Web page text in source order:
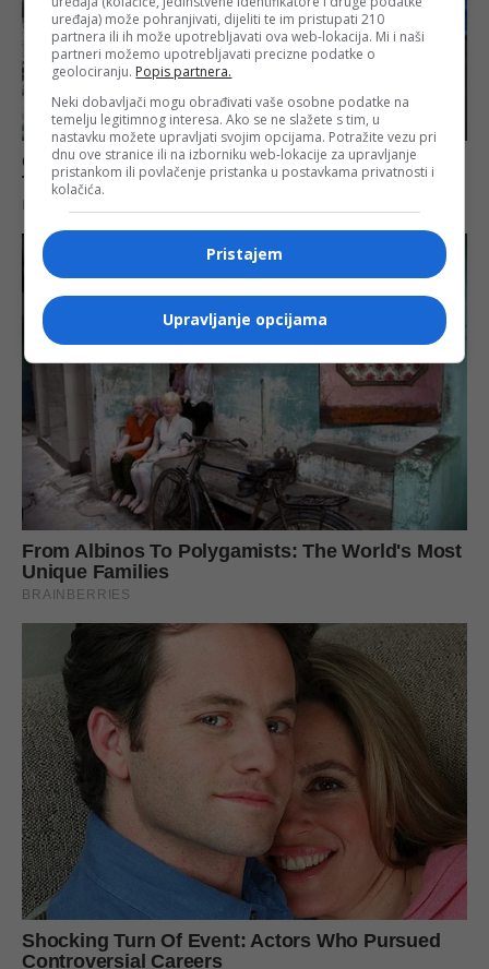
uređaja) može pohranjivati, dijeliti te im pristupati 210
partnera ili ih može upotrebljavati ova web-lokacija. Mi i naši
partneri možemo upotrebljavati precizne podatke o
geolociranju. Popis partnera.
Neki dobavljači mogu obrađivati vaše osobne podatke na
temelju legitimnog interesa. Ako se ne slažete s tim, u
nastavku možete upravljati svojim opcijama. Potražite vezu pri
dnu ove stranice ili na izborniku web-lokacije za upravljanje
pristankom ili povlačenje pristanka u postavkama privatnosti i
kolačića.
Pristajem
Upravljanje opcijama